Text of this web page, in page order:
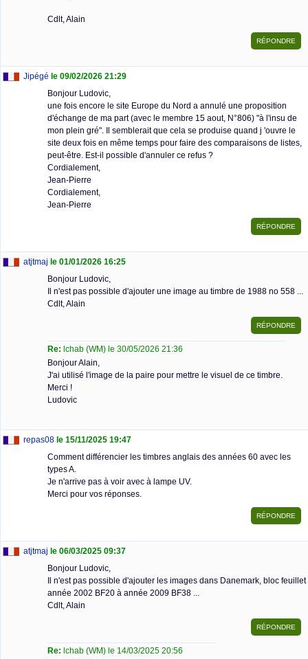
Cdlt, Alain
Jipégé le 09/02/2026 21:29
Bonjour Ludovic,
une fois encore le site Europe du Nord a annulé une proposition
d'échange de ma part (avec le membre 15 aout, N°806) "à l'insu de
mon plein gré". Il semblerait que cela se produise quand j 'ouvre le
site deux fois en même temps pour faire des comparaisons de listes,
peut-être. Est-il possible d'annuler ce refus ?
Cordialement,
Jean-Pierre
Cordialement,
Jean-Pierre
atjtmaj le 01/01/2026 16:25
Bonjour Ludovic,
Il n'est pas possible d'ajouter une image au timbre de 1988 no 558 ...
Cdlt, Alain
Re: lchab (WM) le 30/05/2026 21:36
Bonjour Alain,
J'ai utilisé l'image de la paire pour mettre le visuel de ce timbre.
Merci !
Ludovic
repas08 le 15/11/2025 19:47
Comment différencier les timbres anglais des années 60 avec les
types A.
Je n'arrive pas à voir avec à lampe UV.
Merci pour vos réponses.
atjtmaj le 06/03/2025 09:37
Bonjour Ludovic,
Il n'est pas possible d'ajouter les images dans Danemark, bloc feuillet
année 2002 BF20 à année 2009 BF38 ...
Cdlt, Alain
Re: lchab (WM) le 14/03/2025 20:56